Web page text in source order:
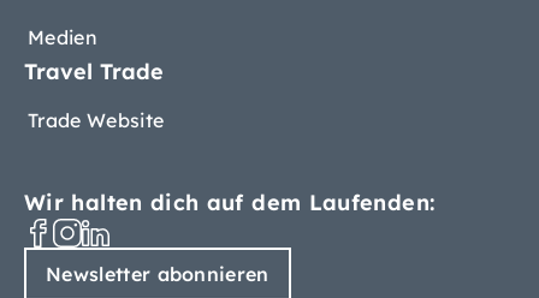
Medien
Travel Trade
Trade Website
Wir halten dich auf dem Laufenden:
Newsletter abonnieren